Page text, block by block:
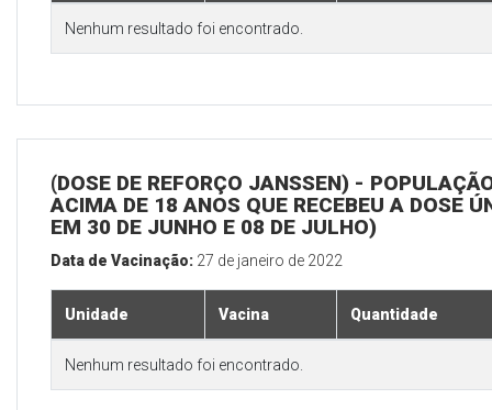
Nenhum resultado foi encontrado.
(DOSE DE REFORÇO JANSSEN) -
ACIMA DE 18 ANOS QUE RECEBEU A DOSE
EM 30 DE JUNHO E 08 DE JULHO)
Data de Vacinação: 27 de janeiro de 2022
Unidade Vacina Quantidade
Nenhum resultado foi encontrado.